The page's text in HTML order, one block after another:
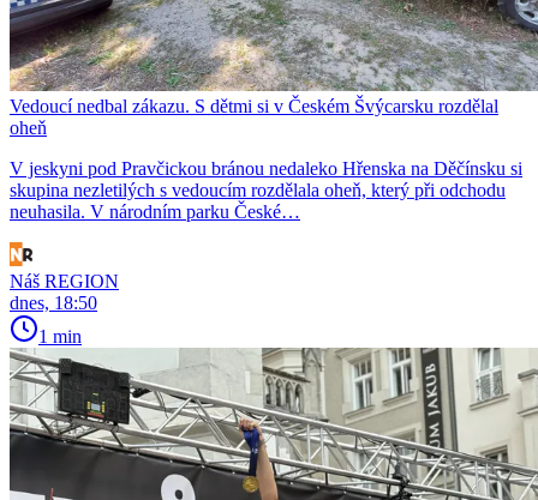
Vedoucí nedbal zákazu. S dětmi si v Českém Švýcarsku rozdělal
oheň
V jeskyni pod Pravčickou bránou nedaleko Hřenska na Děčínsku si
skupina nezletilých s vedoucím rozdělala oheň, který při odchodu
neuhasila. V národním parku České…
Náš REGION
dnes, 18:50
1 min